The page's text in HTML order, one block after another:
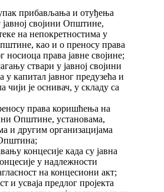
прибављања и отуђења
својини Општине,
на непокретностима у
као и о преносу права
носиоца права јавне својине;
ствари у јавној својини
капитал јавног предузећа и
чији је оснивач, у складу са
права коришћења на
Општине, установама,
и другим организацијама
концесије када су јавна
у надлежности
на концесиони акт;
и усваја предлог пројекта